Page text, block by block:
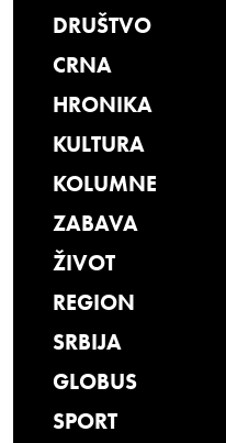
DRUŠTVO
CRNA
HRONIKA
KULTURA
KOLUMNE
ZABAVA
ŽIVOT
REGION
SRBIJA
GLOBUS
SPORT